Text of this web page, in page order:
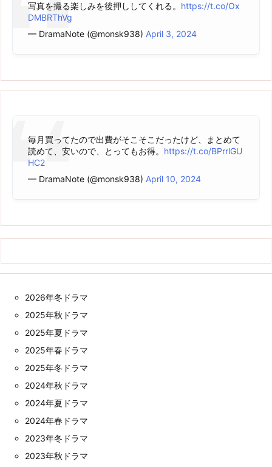
写真を撮る楽しみを後押ししてくれる。 https://t.co/Ox
DMBRThVg
— DramaNote (@monsk938) April 3, 2024
毎月買ってたので出費がそこそこだったけど、まとめて
読めて、安いので、とってもお得。 https://t.co/BPrrlGU
HC2
— DramaNote (@monsk938) April 10, 2024
2026年冬ドラマ
2025年秋ドラマ
2025年夏ドラマ
2025年春ドラマ
2025年冬ドラマ
2024年秋ドラマ
2024年夏ドラマ
2024年春ドラマ
2023年冬ドラマ
2023年秋ドラマ